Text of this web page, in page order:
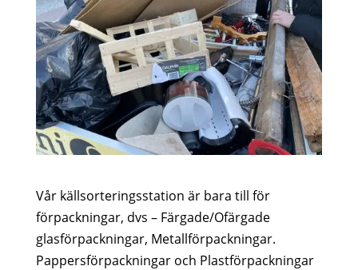
Vår källsorteringsstation är bara till för
förpackningar, dvs – Färgade/Ofärgade
glasförpackningar, Metallförpackningar.
Pappersförpackningar och Plastförpackningar